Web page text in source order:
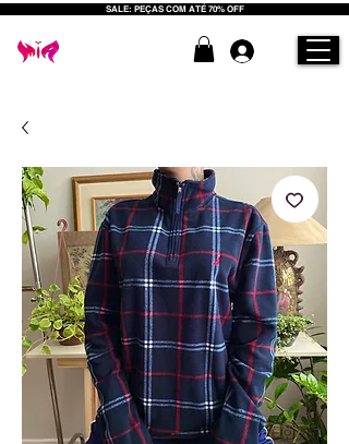
SALE: PEÇAS COM ATÉ 70% OFF